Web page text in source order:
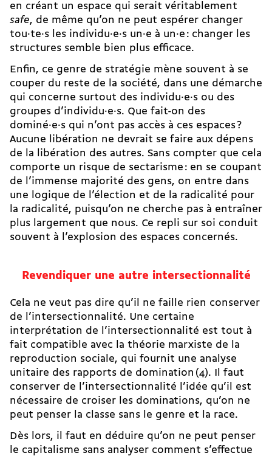
en créant un espace qui serait véritablement
safe, de même qu’on ne peut espérer changer
tou·te·s les individu·e·s un·e à un·e : changer les
structures semble bien plus efficace.
Enfin, ce genre de stratégie mène souvent à se
couper du reste de la société, dans une démarche
qui concerne surtout des individu·e·s ou des
groupes d’individu·e·s. Que fait-on des
dominé·e·s qui n’ont pas accès à ces espaces ?
Aucune libération ne devrait se faire aux dépens
de la libération des autres. Sans compter que cela
comporte un risque de sectarisme : en se coupant
de l’immense majorité des gens, on entre dans
une logique de l’élection et de la radicalité pour
la radicalité, puisqu’on ne cherche pas à entraîner
plus largement que nous. Ce repli sur soi conduit
souvent à l’explosion des espaces concernés.
Revendiquer une autre intersectionnalité
Cela ne veut pas dire qu’il ne faille rien conserver
de l’intersectionnalité. Une certaine
interprétation de l’intersectionnalité est tout à
fait compatible avec la théorie marxiste de la
reproduction sociale, qui fournit une analyse
unitaire des rapports de domination (4). Il faut
conserver de l’intersectionnalité l’idée qu’il est
nécessaire de croiser les dominations, qu’on ne
peut penser la classe sans le genre et la race.
Dès lors, il faut en déduire qu’on ne peut penser
le capitalisme sans analyser comment s’effectue